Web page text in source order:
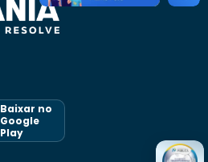
Baixar no
Google
Play